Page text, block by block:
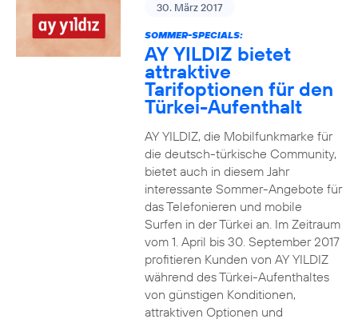
30. März 2017
SOMMER-SPECIALS:
AY YILDIZ bietet
attraktive
Tarifoptionen für den
Türkei-Aufenthalt
AY YILDIZ, die Mobilfunkmarke für
die deutsch-türkische Community,
bietet auch in diesem Jahr
interessante Sommer-Angebote für
das Telefonieren und mobile
Surfen in der Türkei an. Im Zeitraum
vom 1. April bis 30. September 2017
profitieren Kunden von AY YILDIZ
während des Türkei-Aufenthaltes
von günstigen Konditionen,
attraktiven Optionen und